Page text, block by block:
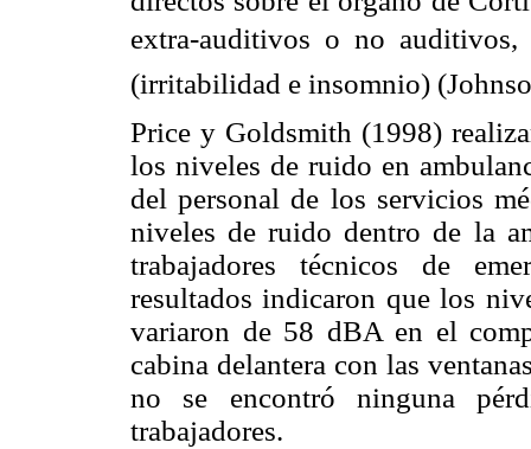
extra-auditivos o no
(irritabilidad e insomnio)
Price y Goldsmith (1998)
los niveles de ruido en
del personal de los servicios
niveles de ruido dentro de la
trabajadores técnicos de
resultados indicaron que los
variaron de 58 dBA en el
cabina delantera con las
no se encontró ninguna
trabajadores.